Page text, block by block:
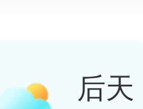
后天